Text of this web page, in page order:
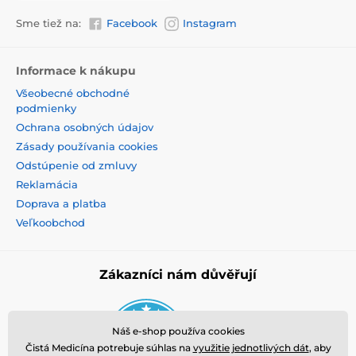
Tradičné užitie:
vhodné ich využívať pri varení, pečení, príprave
dezertov, nápojov či skúsiť vyrobiť vlastnú domácu
čokoládu. Kakaových bôbov nezjete toľko ako sladkej
Nutričné hodnoty:
39,29 g
Sme tiež na: Facebook Instagram
Informace k nákupu
Všeobecné obchodné
podmienky
Ochrana osobných údajov
Zásady používania cookies
Odstúpenie od zmluvy
Reklamácia
Doprava a platba
Veľkoobchod
Zákazníci nám důvěřují
Náš e-shop používa cookies
Čistá Medicína potrebuje súhlas na využitie jednotlivých dát, aby